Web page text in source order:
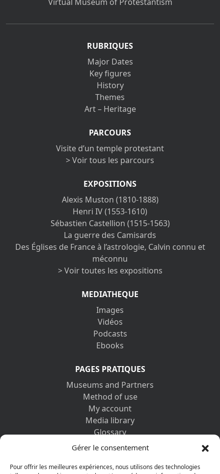
Gérer le consentement
Pour offrir les meilleures expériences, nous utilisons des technologies
RUBRIQUES
Major Dates
Key figures
History
Themes
Art – Heritage
PARCOURS
Visite d’un temple protestant
> Voir tous les parcours
EXPOSITIONS
Alexis Muston (1810-1888)
Henri IV (1553-1610)
Sébastien Castellion (1515-1563)
La guerre des Camisards
Des Églises de France à l’astrologie, Calvin connu et
méconnu
> Voir toutes les expositions
MEDIATHEQUE
Images
Vidéos
Podcasts
Ebooks
PAGES PRATIQUES
Museums and Partners
Method of use
My account
Media library
Glossary
Contact us
Privacy policy